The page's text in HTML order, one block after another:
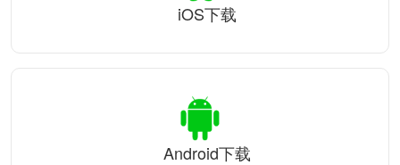
iOS下载
Android下载